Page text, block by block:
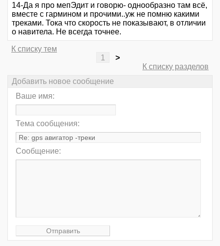
14-Да я про мепЭдит и говорю- однообразно там всё,
вместе с гармином и прочими..уж не помню какими
треками. Тока что скорость не показывают, в отличии
о навитела. Не всегда точнее.
К списку тем
1
>
К списку разделов
Добавить новое сообщение
Ваше имя:
Тема сообщения:
Сообщение: